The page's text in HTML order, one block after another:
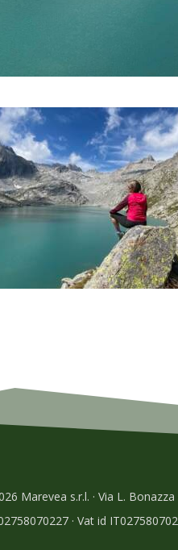
Marevea s.r.l. · Via L.
· Vat id